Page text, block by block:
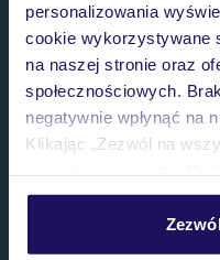
personalizowania
cookie wykorzystywane
na naszej stronie oraz
społecznościowych.
negatywnie wpłynąć na
Klikając „Zezwól na
personalizować swój
Szczegółowe